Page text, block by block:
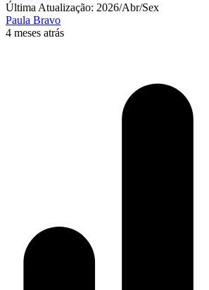
Última Atualização: 2026/Abr/Sex
Paula Bravo
4 meses atrás